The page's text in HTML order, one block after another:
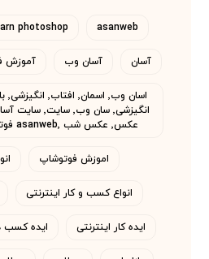
asanweb
photoshop
آسان آسان وب آموزش
عکس٬ عکس شب asanweb٬ فوتوشاپ٬ نکات بازاریابی
اموزش فوتوشاپ
انواع کسب و کار اینترنتی
ایده کار اینترنتی ایده کسب